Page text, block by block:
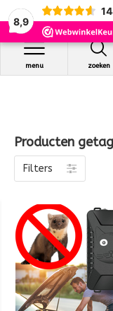
8,9
zoeken
menu
Producten
Filters